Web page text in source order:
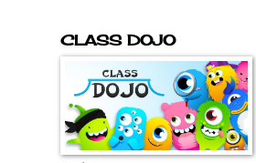
CLASS DOJO